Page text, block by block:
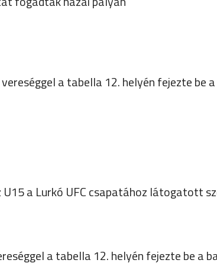
a tabella 12. helyén fejezte be
a Lurkó UFC csapatához látogatott
a tabella 12. helyén fejezte be a